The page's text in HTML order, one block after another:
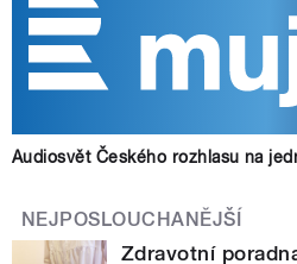
Audiosvět Českého rozhlasu na
NEJPOSLOUCHANĚJŠÍ
Zdravotní